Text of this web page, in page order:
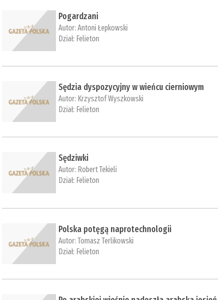
Pogardzani
Autor:Antoni Łepkowski
Dział: Felieton
Sędzia dyspozycyjny w wieńcu cierniowym
Autor: Krzysztof Wyszkowski
Dział: Felieton
Sędziwki
Autor: Robert Tekieli
Dział: Felieton
Polska potęgą naprotechnologii
Autor:Tomasz Terlikowski
Dział: Felieton